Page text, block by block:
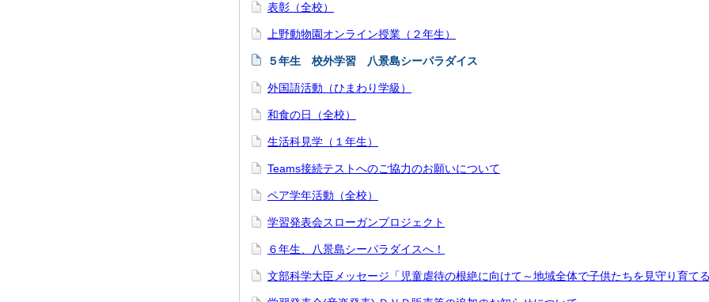
表彰（全校）
上野動物園オンライン授業（２年生）
５年生 校外学習 八景島シーパラダイス
外国語活動（ひまわり学級）
和食の日（全校）
生活科見学（１年生）
Teams接続テストへのご協力のお願いについて
ペア学年活動（全校）
学習発表会スローガンプロジェクト
６年生、八景島シーパラダイスへ！
文部科学大臣メッセージ「児童虐待の根絶に向けて～地域全体で子供たちを見守り育てる